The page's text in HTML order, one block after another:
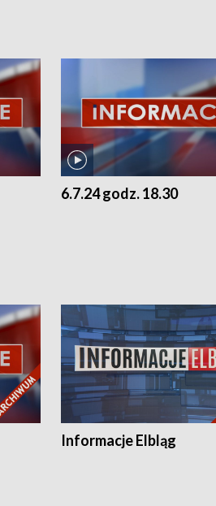
6.7.24 godz. 18.30
Informacje Elbląg